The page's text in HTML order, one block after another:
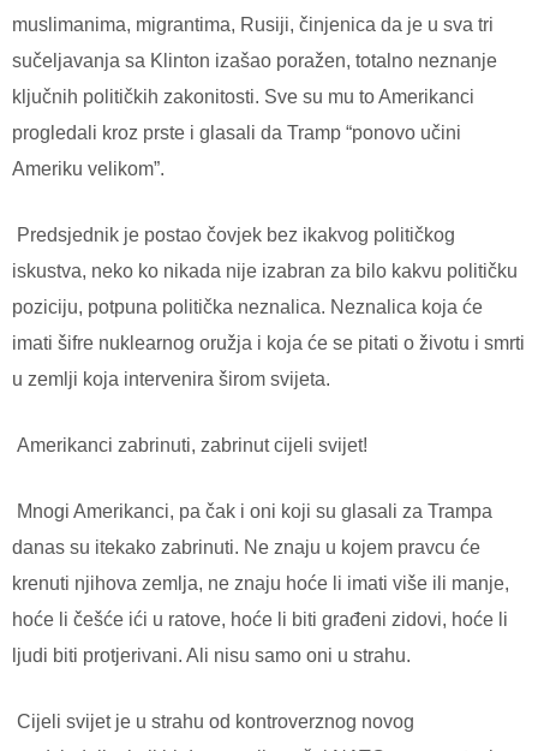
muslimanima, migrantima, Rusiji, činjenica da je u sva tri
sučeljavanja sa Klinton izašao poražen, totalno neznanje
ključnih političkih zakonitosti. Sve su mu to Amerikanci
progledali kroz prste i glasali da Tramp “ponovo učini
Ameriku velikom”.
Predsjednik je postao čovjek bez ikakvog političkog
iskustva, neko ko nikada nije izabran za bilo kakvu političku
poziciju, potpuna politička neznalica. Neznalica koja će
imati šifre nuklearnog oružja i koja će se pitati o životu i smrti
u zemlji koja intervenira širom svijeta.
Amerikanci zabrinuti, zabrinut cijeli svijet!
Mnogi Amerikanci, pa čak i oni koji su glasali za Trampa
danas su itekako zabrinuti. Ne znaju u kojem pravcu će
krenuti njihova zemlja, ne znaju hoće li imati više ili manje,
hoće li češće ići u ratove, hoće li biti građeni zidovi, hoće li
ljudi biti protjerivani. Ali nisu samo oni u strahu.
Cijeli svijet je u strahu od kontroverznog novog